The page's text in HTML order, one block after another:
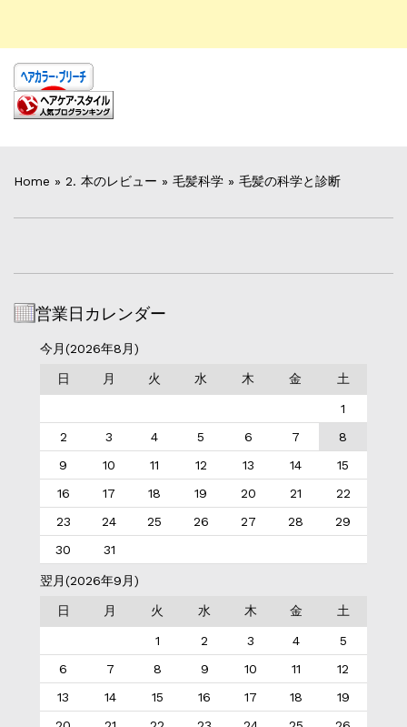
Home » 2. 本のレビュー » 毛髪科学 » 毛髪の科学と診断
営業日カレンダー
今月(2026年8月)
日 月 火 水 木 金 土
1
2
3 4 5 6 7
8
9
10 11 12 13 14
15
16
17 18 19 20 21
22
23
24 25 26 27 28
29
30
31
翌月(2026年9月)
日 月 火 水 木 金 土
1 2 3 4
5
6
7 8 9 10 11
12
13
14 15 16 17 18
19